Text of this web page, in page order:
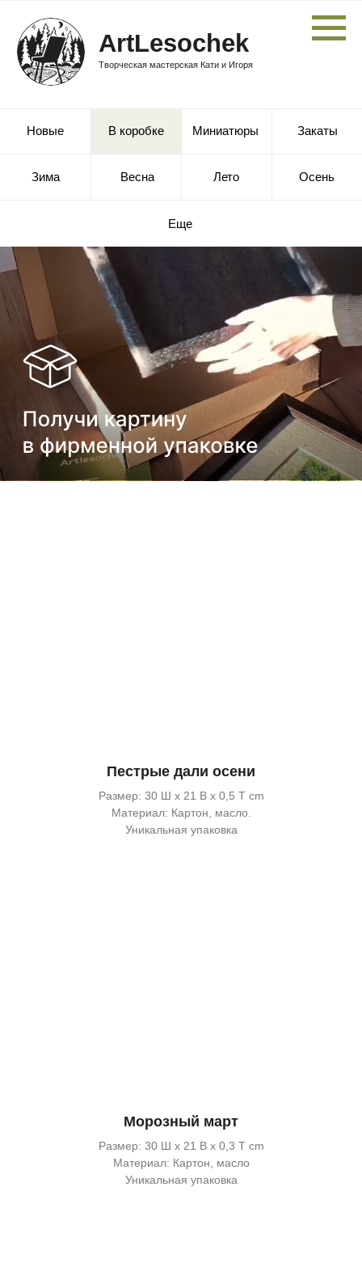
ArtLesochek
Творческая мастерская Кати и Игоря
Весна
Зима
Пестрые дали осени
Размер: 30 Ш x 21 В x 0,5 Т cm
Материал: Картон, масло.
Уникальная упаковка
Морозный март
Размер: 30 Ш x 21 В x 0,3 Т cm
Материал: Картон, масло
Уникальная упаковка